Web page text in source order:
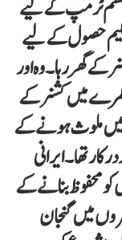
ٹرمپ کے لیے
حصول کے لیے
کے گھررہا۔ وہ اور
میں کشنر کے
ملوث ہونے کے
تھا۔ ایرانی
کو محفوظ بنانے کے
میں گنجان